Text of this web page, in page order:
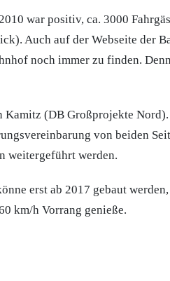
war positiv, ca. 3000
Auch auf der Webseite der
noch immer zu finden.
(DB Großprojekte
von beiden
weitergeführt werden.
erst ab 2017 gebaut
km/h Vorrang genieße.